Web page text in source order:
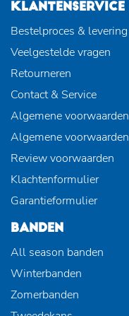
KLANTENSERVICE
Bestelproces & levering
Veelgestelde vragen
Retourneren
Contact & Service
Algemene
Algemene
Review voorwaarden
Klachtenformulier
Garantieformulier
BANDEN
All season banden
Winterbanden
Zomerbanden